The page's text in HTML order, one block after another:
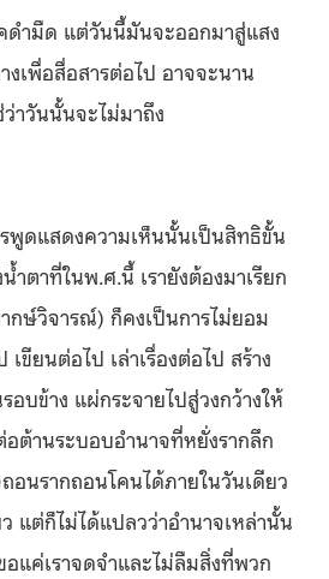
ดำมืด แต่วันนี้มันจะออกมาสู่แสง
งเพื่อสื่อสารต่อไป อาจจะนาน
าวันนั้นจะไม่มาถึง
พูดแสดงความเห็นนั้นเป็นสิทธิขั้น
ตาที่ในพ.ศ.นี้ เรายังต้องมาเรียก
กษ์วิจารณ์) ก็คงเป็นการไม่ยอม
ขียนต่อไป เล่าเรื่องต่อไป สร้าง
บข้าง แผ่กระจายไปสู่วงกว้างให้
ต้านระบอบอำนาจที่หยั่งรากลึก
อนรากถอนโคนได้ภายในวันเดียว
แต่ก็ไม่ได้แปลวว่าอำนาจเหล่านั้น
แค่เราจดจำและไม่ลืมสิ่งที่พวก